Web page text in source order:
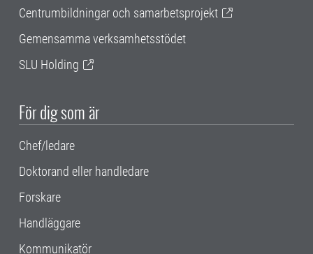
Centrumbildningar och samarbetsprojekt
Gemensamma verksamhetsstödet
SLU Holding
För dig som är
Chef/ledare
Doktorand eller handledare
Forskare
Handläggare
Kommunikatör